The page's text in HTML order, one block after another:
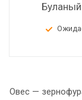
Овес —